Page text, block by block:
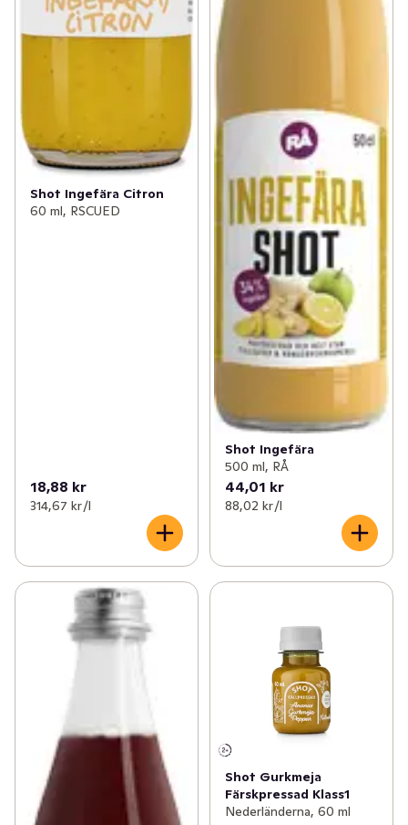
Shot Ingefära Citron
60 ml, RSCUED
18,88 kr
314,67 kr /l
Shot Ingefära
500 ml, RÅ
44,01 kr
88,02 kr /l
Shot Gurkmeja
Färskpressad Klass1
Nederländerna, 60 ml